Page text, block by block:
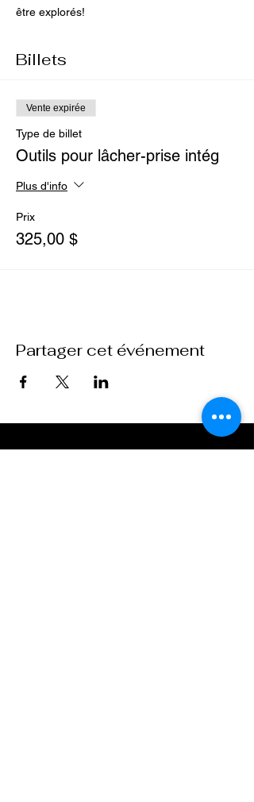
être explorés!
Billets
Vente expirée
Type de billet
Outils pour lâcher-prise intég
Plus d'info
Prix
325,00 $
Partager cet événement
École Purusha